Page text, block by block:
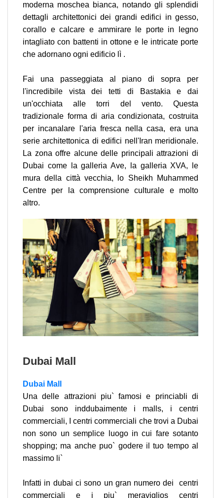
moderna moschea bianca, notando gli splendidi
dettagli architettonici dei grandi edifici in gesso,
corallo e calcare e ammirare le porte in legno
intagliato con battenti in ottone e le intricate porte
che adornano ogni edificio lì .
Fai una passeggiata al piano di sopra per
l'incredibile vista dei tetti di Bastakia e dai
un'occhiata alle torri del vento. Questa
tradizionale forma di aria condizionata, costruita
per incanalare l'aria fresca nella casa, era una
serie architettonica di edifici nell'Iran meridionale.
La zona offre alcune delle principali attrazioni di
Dubai come la galleria Ave, la galleria XVA, le
mura della città vecchia, lo Sheikh Muhammed
Centre per la comprensione culturale e molto
altro.
Dubai Mall
Dubai Mall
Una delle attrazioni piu` famosi e princiabli di
Dubai sono inddubaimente i malls, i centri
commerciali, I centri commerciali che trovi a Dubai
non sono un semplice luogo in cui fare sotanto
shopping; ma anche puo` godere il tuo tempo al
massimo li`
Infatti in dubai ci sono un gran numero dei centri
commerciali e i piu` meraviglios centri